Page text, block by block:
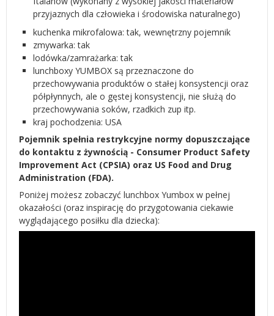
przyjaznych dla człowieka i środowiska naturalnego)
kuchenka mikrofalowa: tak, wewnętrzny pojemnik
zmywarka: tak
lodówka/zamrażarka: tak
lunchboxy YUMBOX są przeznaczone do
przechowywania produktów o stałej konsystencji oraz
półpłynnych, ale o gęstej konsystencji, nie służą do
przechowywania soków, rzadkich zup itp.
kraj pochodzenia: USA
Pojemnik spełnia restrykcyjne normy dopuszczające
do kontaktu z żywnością - Consumer Product Safety
Improvement Act (CPSIA) oraz US Food and Drug
Administration (FDA).
Poniżej możesz zobaczyć lunchbox Yumbox w pełnej
okazałości (oraz inspirację do przygotowania ciekawie
wyglądającego posiłku dla dziecka):